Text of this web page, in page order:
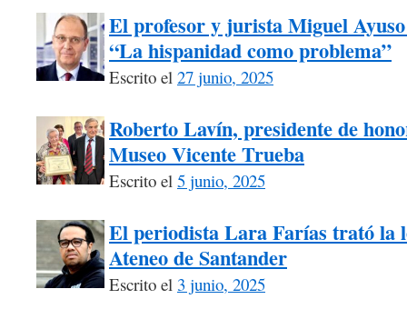
El profesor y jurista Miguel
“La hispanidad como problema”
Escrito el 27 junio, 2025
Roberto Lavín, presidente de
Museo Vicente Trueba
Escrito el 5 junio, 2025
El periodista Lara Farías trató la
Ateneo de Santander
Escrito el 3 junio, 2025